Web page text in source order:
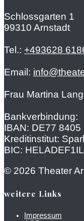
Schlossgarten 1
99310 Arnstadt
Tel.: +493628
Email:
Frau Martina
Bankverbindung:
IBAN: DE77
Kreditinstitut:
BIC:
© 2026 Theater
weitere Links
Impressum